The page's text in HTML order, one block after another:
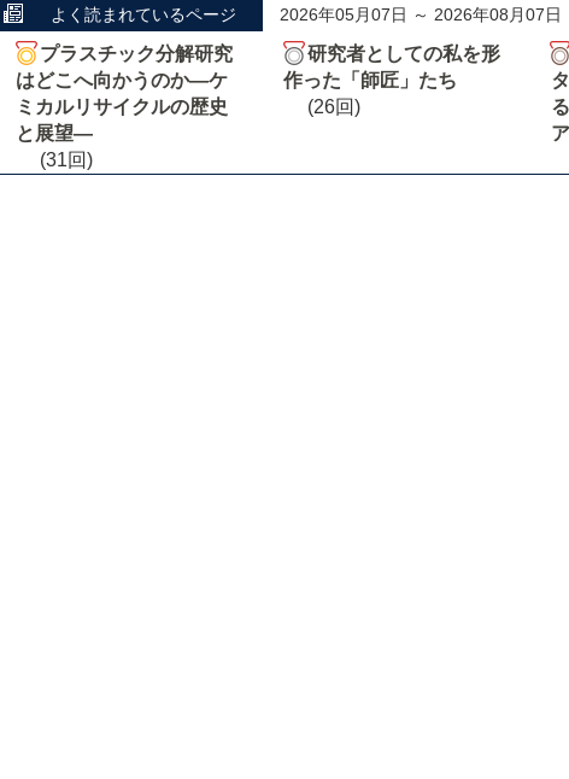
よく読まれているページ 2026年05月07日 ～ 2026年08月07日
プラスチック分解研究
はどこへ向かうのか―ケ
ミカルリサイクルの歴史
と展望―
(31回)
研究者としての私を形
作った「師匠」たち
(26回)